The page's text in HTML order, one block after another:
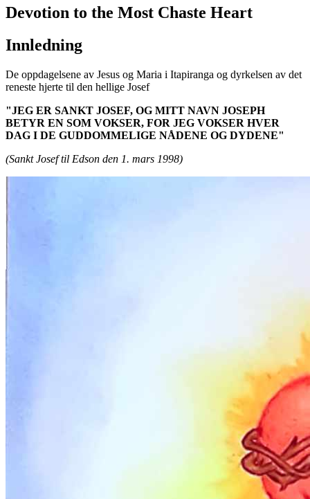
Devotion to the Most Chaste Heart
Innledning
De oppdagelsene av Jesus og Maria i Itapiranga og dyrkelsen av det
reneste hjerte til den hellige Josef
"JEG ER SANKT JOSEF, OG MITT NAVN JOSEPH
BETYR EN SOM VOKSER, FOR JEG VOKSER HVER
DAG I DE GUDDOMMELIGE NÅDENE OG DYDENE"
(Sankt Josef til Edson den 1. mars 1998)